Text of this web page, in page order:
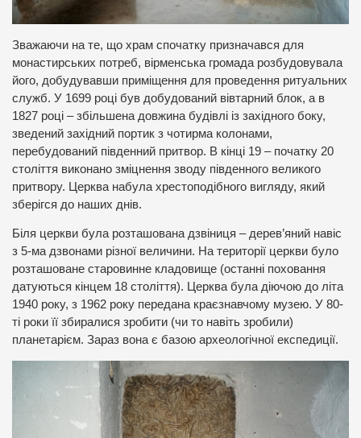
Зважаючи на те, що храм спочатку призначався для
монастирських потреб, вірменська громада розбудовувала
його, добудувавши приміщення для проведення ритуальних
служб. У 1699 році був добудований вівтарний блок, а в
1827 році – збільшена довжина будівлі із західного боку,
зведений західний портик з чотирма колонами,
перебудований південний притвор. В кінці 19 – початку 20
століття виконано зміцнення зводу південного великого
притвору. Церква набула хрестоподібного вигляду, який
зберігся до наших днів.
Біля церкви була розташована дзвіниця – дерев’яний навіс
з 5-ма дзвонами різної величини. На території церкви було
розташоване старовинне кладовище (останні поховання
датуються кінцем 18 століття). Церква була діючою до літа
1940 року, з 1962 року передана краєзнавчому музею. У 80-
ті роки її збиралися зробити (чи то навіть зробили)
планетарієм. Зараз вона є базою археологічної експедиції.